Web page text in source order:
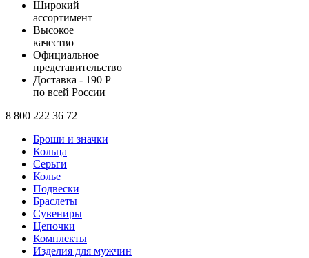
Широкий
ассортимент
Высокое
качество
Официальное
представительство
Доставка - 190 Р
по всей России
8 800 222 36 72
Броши и значки
Кольца
Серьги
Колье
Подвески
Браслеты
Сувениры
Цепочки
Комплекты
Изделия для мужчин